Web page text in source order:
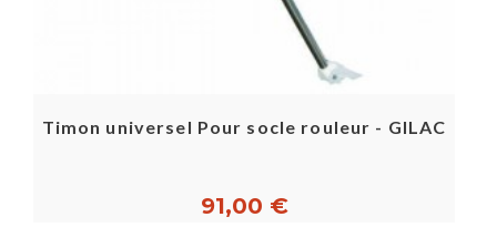
Timon universel Pour socle rouleur - GILAC
91,00 €